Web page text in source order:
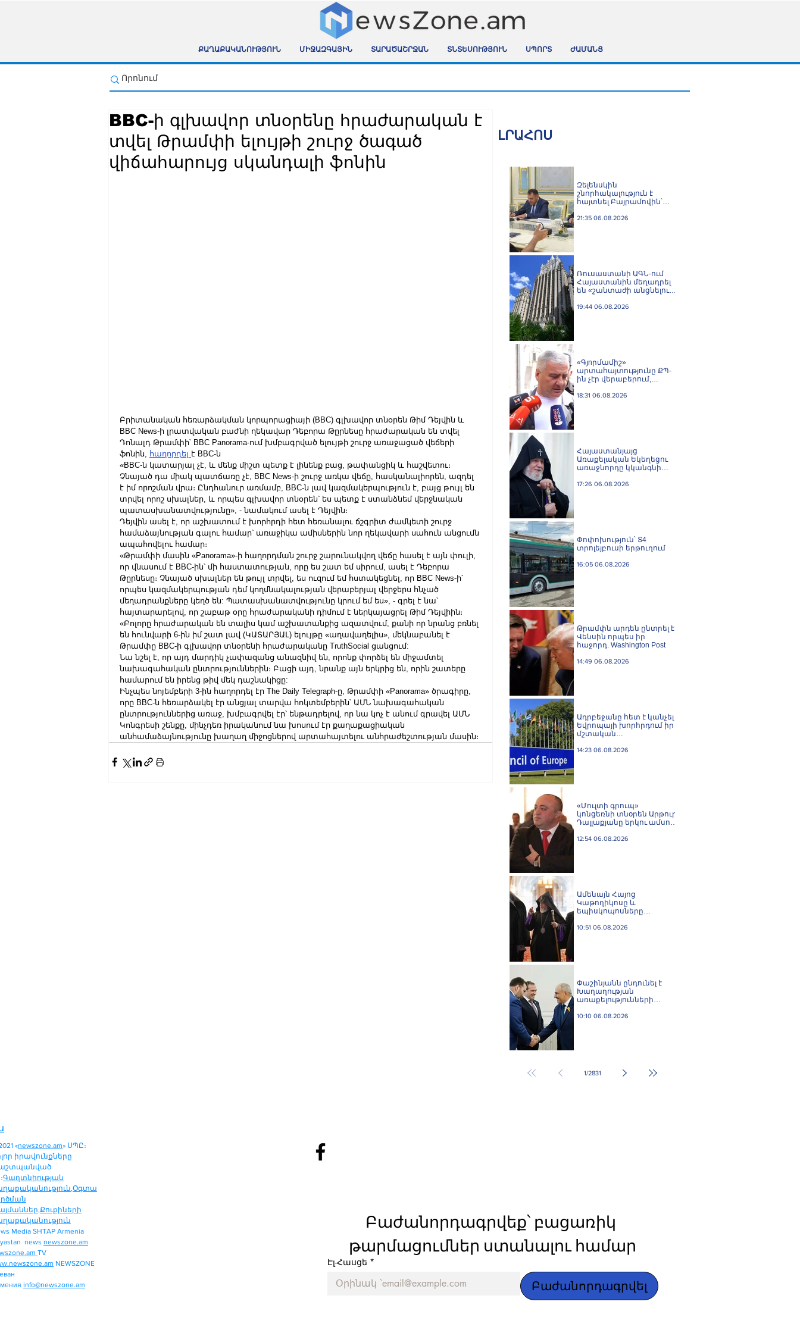
ՔԱՂԱՔԱԿԱՆՈՒԹՅՈՒՆ ՄԻՋԱԶԳԱՅԻՆ ՏԱՐԱԾԱՇՐՋԱՆ ՏՆՏԵՍՈՒԹՅՈՒՆ ՍՊՈՐՏ ԺԱՄԱՆՑ
BBC-ի գլխավոր տնօրենը հրաժարական է
տվել Թրամփի ելույթի շուրջ ծագած
վիճահարույց սկանդալի ֆոնին
Բրիտանական հեռարձակման կորպորացիայի (BBC) գլխավոր տնօրեն Թիմ Դեյվին և
BBC News-ի լրատվական բաժնի ղեկավար Դեբորա Թըրնեսը հրաժարական են տվել
Դոնալդ Թրամփի՝ BBC Panorama-ում խմբագրված ելույթի շուրջ առաջացած վեճերի
ֆոնին,
հաղորդել է BBC-ն
«BBC-ն կատարյալ չէ, և մենք միշտ պետք է լինենք բաց, թափանցիկ և հաշվետու։
Չնայած դա միակ պատճառը չէ, BBC News-ի շուրջ առկա վեճը, հասկանալիորեն, ազդել
է իմ որոշման վրա։ Ընդհանուր առմամբ, BBC-ն լավ կազմակերպություն է, բայց թույլ են
տրվել որոշ սխալներ, և որպես գլխավոր տնօրեն՝ ես պետք է ստանձնեմ վերջնական
պատասխանատվությունը», - նամակում ասել է Դեյվին։
Դեյվին ասել է, որ աշխատում է խորհրդի հետ հեռանալու ճշգրիտ ժամկետի շուրջ
համաձայնության գալու համար՝ առաջիկա ամիսներին նոր ղեկավարի սահուն անցումն
ապահովելու համար։
«Թրամփի մասին «Panorama»-ի հաղորդման շուրջ շարունակվող վեճը հասել է այն փուլի,
որ վնասում է BBC-ին՝ մի հաստատության, որը ես շատ եմ սիրում, ասել է Դեբորա
Թըրնեսը։ Չնայած սխալներ են թույլ տրվել, ես ուզում եմ հստակեցնել, որ BBC News-ի՝
որպես կազմակերպության դեմ կողմնակալության վերաբերյալ վերջերս հնչած
մեղադրանքները կեղծ են: Պատասխանատվությունը կրում եմ ես», - գրել է նա՝
հայտարարելով, որ շաբաթ օրը հրաժարականի դիմում է ներկայացրել Թիմ Դեյվիին։
«Բոլորը հրաժարական են տալիս կամ աշխատանքից ազատվում, քանի որ նրանց բռնել
են հունվարի 6-ին իմ շատ լավ (ԿԱՏԱՐՅԱԼ) ելույթը «աղավաղելիս», մեկնաբանել է
Թրամփը BBC-ի գլխավոր տնօրենի հրաժարականը TruthSocial ցանցում:
Նա նշել է, որ այդ մարդիկ չափազանց անազնիվ են, որոնք փորձել են միջամտել
նախագահական ընտրություններին։ Բացի այդ, նրանք այն երկրից են, որին շատերը
համարում են իրենց թիվ մեկ դաշնակիցը:
Ինչպես նոյեմբերի 3-ին հաղորդել էր The Daily Telegraph-ը, Թրամփի «Panorama» ծրագիրը,
որը BBC-ն հեռարձակել էր անցյալ տարվա հոկտեմբերին՝ ԱՄՆ նախագահական
ընտրություններից առաջ, խմբագրվել էր՝ ենթադրելով, որ նա կոչ է անում գրավել ԱՄՆ
Կոնգրեսի շենքը, մինչդեռ իրականում նա խոսում էր քաղաքացիական
անհամաձայնությունը խաղաղ միջոցներով արտահայտելու անհրաժեշտության մասին։
ԼՐԱՀՈՍ
Զելենսկին
շնորհակալություն է
հայտնել Բայրամովին՝
հումանիտար
21:35 06.08.2026
Ռուսաստանի ԱԳՆ-ում
Հայաստանին մեղադրել
են «շանտաժի անցնելու
19:44 06.08.2026
«Գյnրմամիշ»
արտահայտությունը ՔՊ-
ին չէր վերաբերում,
խլnղներին էր
18:31 06.08.2026
Հայաստանյայց
Առաքելական Եկեղեցու
առաջնորդը կկանգնի
կառավարության հետ
17:26 06.08.2026
Փոփոխություն՝ Տ4
տրոլեյբուսի երթուղում
16:05 06.08.2026
Թրամփն արդեն ընտրել է
Վենսին որպես իր
հաջորդ. Washington Post
14:49 06.08.2026
Ադրբեջանը հետ է կանչել
Եվրոպայի խորհրդում իր
մշտական
14:23 06.08.2026
«Մուլտի գրուպ»
կոնցեռնի տնօրեն Արթուր
Դալլաքյանը երկու ամսով
12:54 06.08.2026
Ամենայն Հայոց
Կաթողիկոսը և
եպիսկոպոսները
դատական առաջին
10:51 06.08.2026
Փաշինյանն ընդունել է
Խաղաղության
առաքելությունների
բանագնացի ավագ
10:10 06.08.2026
1/2831
«newszone.am» ՍՊԸ։
իրավունքները
Գաղտնիության
,Օգտա
,Քուքիների
Media SHTAP Armenia
news newszone.am
TV
NEWSZONE
info@newszone.am
Բաժանորդագրվեք՝ բացառիկ
թարմացումներ ստանալու համար
Էլ-Հասցե *
Բաժանորդագրվել